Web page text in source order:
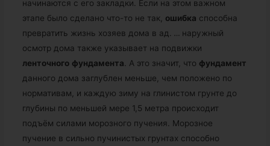
начинаются с его закладки. Если на этом важном
этапе было сделано что-то не так, ошибка способна
превратить жизнь хозяев дома в ад.
… наружный
осмотр дома также указывает на подвижки
ленточного фундамента . А это значит, что фундамент
данного дома заглублен меньше, чем положено по
нормативам, и каждую зиму на глинистом грунте до
глубины по меньшей мере 1,5 метра происходит
подъём силами морозного пучения. Морозное
пучение в сильно пучинистых грунтах способно